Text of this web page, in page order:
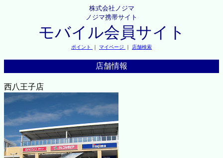
株式会社ノジマ
ノジマ携帯サイト
モバイル会員サイト
ポイント ｜ マイページ ｜ 店舗検索
店舗情報
西八王子店